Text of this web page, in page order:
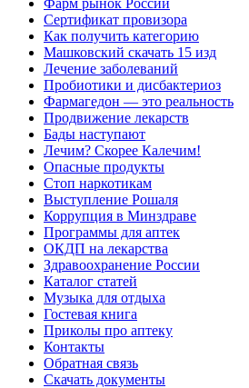
Сертификат провизора
Как получить категорию
Машковский скачать 15 изд
Лечение заболеваний
Пробиотики и дисбактериоз
Фармагедон — это реальность
Продвижение лекарств
Бады наступают
Лечим? Скорее Калечим!
Опасные продукты
Стоп наркотикам
Выступление Рошаля
Коррупция в Минздраве
Программы для аптек
ОКДП на лекарства
Здравоохранение России
Каталог статей
Музыка для отдыха
Гостевая книга
Приколы про аптеку
Контакты
Обратная связь
Скачать документы